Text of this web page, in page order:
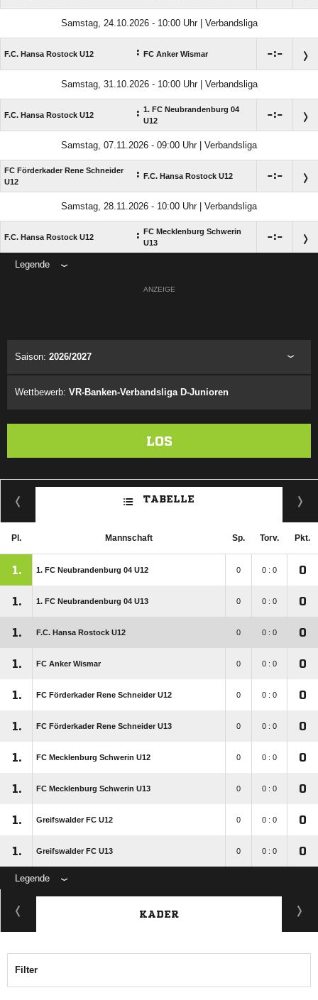
Samstag, 24.10.2026 - 10:00 Uhr | Verbandsliga
F.C. Hansa Rostock U12 : FC Anker Wismar :
Samstag, 31.10.2026 - 10:00 Uhr | Verbandsliga
F.C. Hansa Rostock U12 : 1. FC Neubrandenburg 04
U12
:
Samstag, 07.11.2026 - 09:00 Uhr | Verbandsliga
FC Förderkader Rene Schneider
U12
: F.C. Hansa Rostock U12 :
Samstag, 28.11.2026 - 10:00 Uhr | Verbandsliga
F.C. Hansa Rostock U12 :
FC Mecklenburg Schwerin
U13
:
Legende
ANZEIGE
Saison: 2026/2027
Wettbewerb: VR-Banken-Verbandsliga D-Junioren
LOS
TABELLE
Pl. Mannschaft Sp. Torv. Pkt.
1. 1. FC Neubrandenburg 04 U12 0 0 : 0 0
1. 1. FC Neubrandenburg 04 U13 0 0 : 0 0
1. F.C. Hansa Rostock U12 0 0 : 0 0
1. FC Anker Wismar 0 0 : 0 0
1. FC Förderkader Rene Schneider U12 0 0 : 0 0
1. FC Förderkader Rene Schneider U13 0 0 : 0 0
1. FC Mecklenburg Schwerin U12 0 0 : 0 0
1. FC Mecklenburg Schwerin U13 0 0 : 0 0
1. Greifswalder FC U12 0 0 : 0 0
1. Greifswalder FC U13 0 0 : 0 0
Legende
KADER
Filter